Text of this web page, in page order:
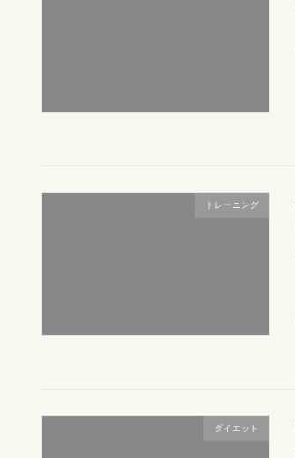
トレーニング
ダイエット